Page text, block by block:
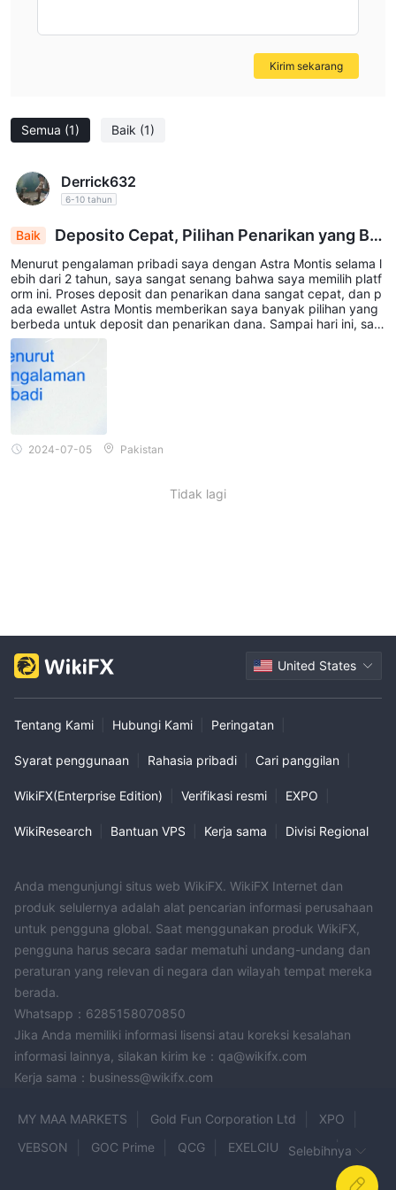
Semua (1) Baik (1)
Derrick632
6-10 tahun
Baik
Deposito Cepat, Pilihan Penarikan yang Ber
agam: Perjalanan Gemilang Astra Montis selama
2 Tahun
Menurut pengalaman pribadi saya dengan Astra Montis selama l
ebih dari 2 tahun, saya sangat senang bahwa saya memilih platf
orm ini. Proses deposit dan penarikan dana sangat cepat, dan p
ada ewallet Astra Montis memberikan saya banyak pilihan yang
berbeda untuk deposit dan penarikan dana. Sampai hari ini, say
a memiliki pengalaman terbaik dengan mereka dan saya harap i
ni akan berlanjut ke masa depan.
2024-07-05 Pakistan
Tidak lagi
Kirim sekarang
United States
Tentang Kami Hubungi Kami Peringatan
Syarat penggunaan Rahasia pribadi Cari panggilan
WikiFX(Enterprise Edition) Verifikasi resmi EXPO
WikiResearch Bantuan VPS Kerja sama Divisi Regional
Anda mengunjungi situs web WikiFX. WikiFX Internet dan
produk selulernya adalah alat pencarian informasi perusahaan
untuk pengguna global. Saat menggunakan produk WikiFX,
pengguna harus secara sadar mematuhi undang-undang dan
peraturan yang relevan di negara dan wilayah tempat mereka
berada.
Whatsapp：6285158070850
Jika Anda memiliki informasi lisensi atau koreksi kesalahan
informasi lainnya, silakan kirim ke：qa@wikifx.com
Kerja sama：business@wikifx.com
MY MAA MARKETS Gold Fun Corporation Ltd
XPO
VEBSON
GOC Prime QCG
EXELCIUS PRIME
Selebihnya